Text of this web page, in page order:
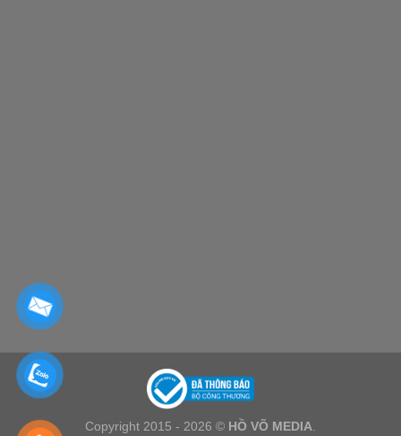
Copyright 2015 - 2026 © HỒ VÕ MEDIA